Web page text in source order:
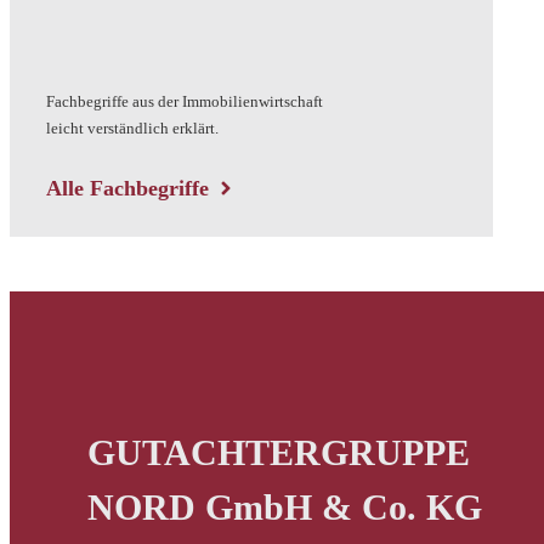
Fachbegriffe aus der Immobilienwirtschaft
leicht verständlich erklärt.
Alle Fachbegriffe
GUTACHTERGRUPPE
NORD GmbH & Co. KG